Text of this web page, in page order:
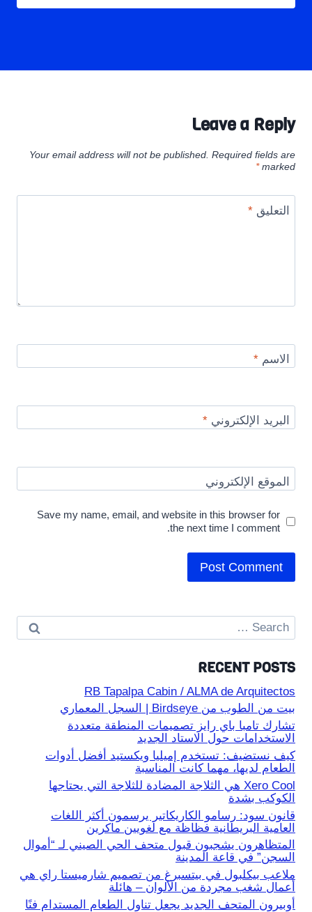
Leave a Reply
Your email address will not be published. Required fields are
marked
*
التعليق*
الاسم*
البريد الإلكتروني*
الموقع الإلكتروني
Save my name, email, and website in this browser for
the next time I comment.
Search
for:
RECENT POSTS
RB Tapalpa Cabin / ALMA de Arquitectos
بيت من الطوب من Birdseye | السجل المعماري
تشارك تامبا باي رايز تصميمات المنطقة متعددة
الاستخدامات حول الاستاد الجديد
كيف نستضيف: تستخدم إميليا ويكستيد أفضل أدوات
الطعام لديها، مهما كانت المناسبة
Xero Cool هي الثلاجة المضادة للثلاجة التي يحتاجها
الكوكب بشدة
قانون سود: رسامو الكاريكاتير يرسمون أكثر اللغات
العامية البريطانية فظاظة مع لغويين ماكرين
المتظاهرون يشجبون قبول متحف الحي الصيني لـ “أموال
السجن” في قاعة المدينة
ملاعب بيكلبول في بيتسبرغ من تصميم شارميستا راي هي
أعمال شغب مجردة من الألوان – هائلة
أوبيرون المتحف الجديد يجعل تناول الطعام المستدام فنًا